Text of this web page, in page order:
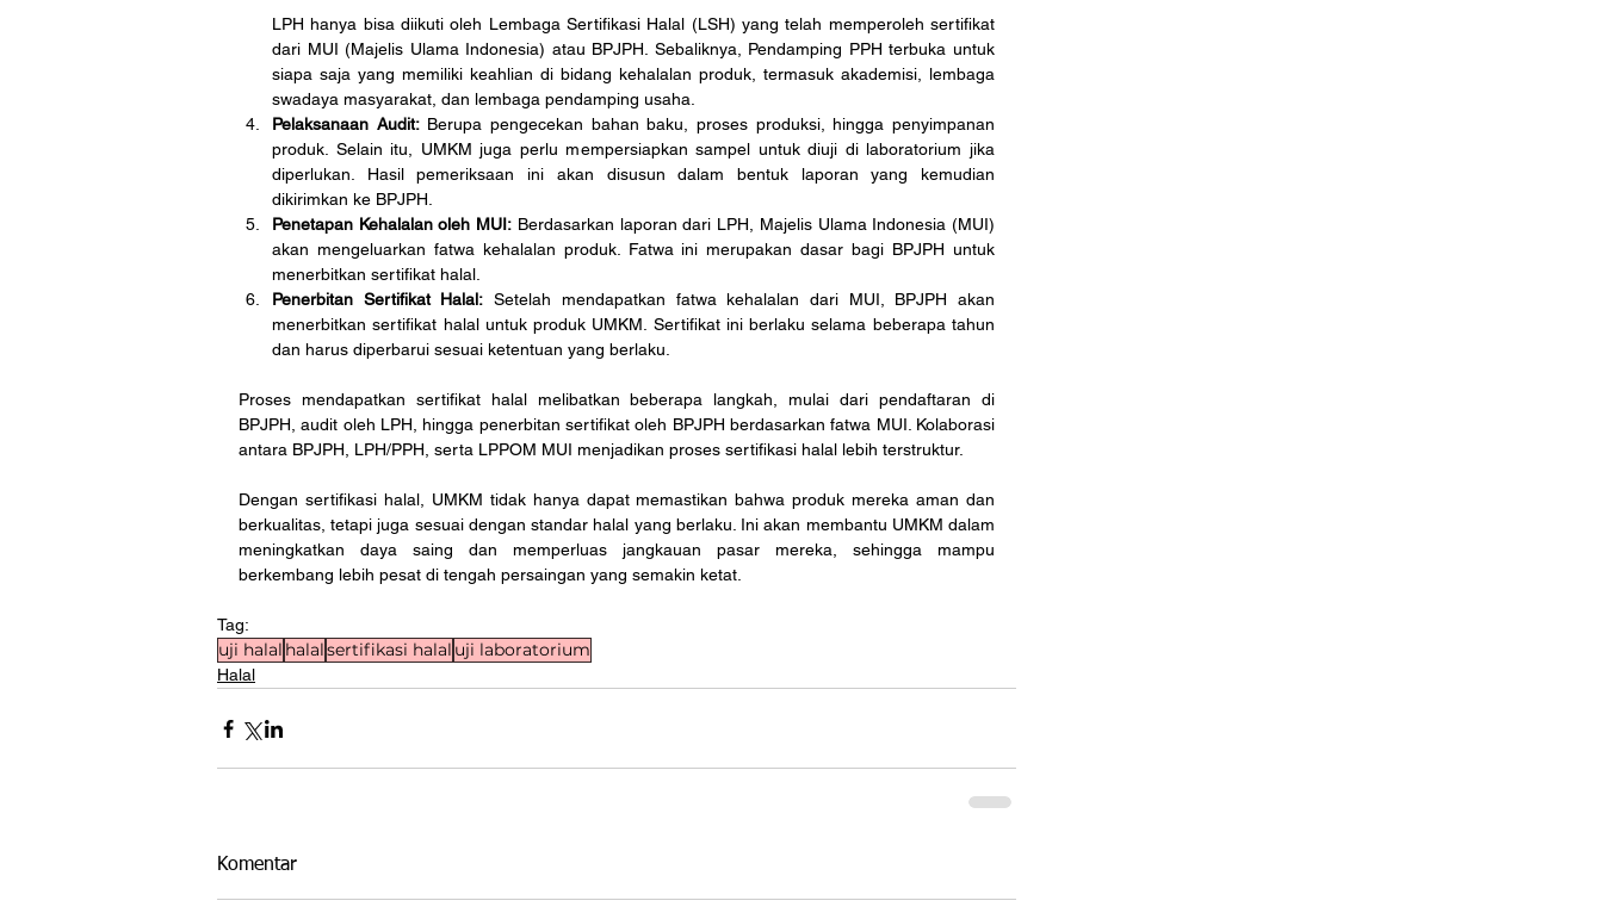
LPH hanya bisa diikuti oleh Lembaga Sertifikasi Halal (LSH) yang telah memperoleh sertifikat
dari MUI (Majelis Ulama Indonesia) atau BPJPH. Sebaliknya, Pendamping PPH terbuka untuk
siapa saja yang memiliki keahlian di bidang kehalalan produk, termasuk akademisi, lembaga
swadaya masyarakat, dan lembaga pendamping usaha.
Pelaksanaan Audit: Berupa pengecekan bahan baku, proses produksi, hingga penyimpanan
produk. Selain itu, UMKM juga perlu mempersiapkan sampel untuk diuji di laboratorium jika
diperlukan. Hasil pemeriksaan ini akan disusun dalam bentuk laporan yang kemudian
dikirimkan ke BPJPH.
Penetapan Kehalalan oleh MUI: Berdasarkan laporan dari LPH, Majelis Ulama Indonesia (MUI)
akan mengeluarkan fatwa kehalalan produk. Fatwa ini merupakan dasar bagi BPJPH untuk
menerbitkan sertifikat halal.
Penerbitan Sertifikat Halal: Setelah mendapatkan fatwa kehalalan dari MUI, BPJPH akan
menerbitkan sertifikat halal untuk produk UMKM. Sertifikat ini berlaku selama beberapa tahun
dan harus diperbarui sesuai ketentuan yang berlaku.
Proses mendapatkan sertifikat halal melibatkan beberapa langkah, mulai dari pendaftaran di
BPJPH, audit oleh LPH, hingga penerbitan sertifikat oleh BPJPH berdasarkan fatwa MUI. Kolaborasi
antara BPJPH, LPH/PPH, serta LPPOM MUI menjadikan proses sertifikasi halal lebih terstruktur.
Dengan sertifikasi halal, UMKM tidak hanya dapat memastikan bahwa produk mereka aman dan
berkualitas, tetapi juga sesuai dengan standar halal yang berlaku. Ini akan membantu UMKM dalam
meningkatkan daya saing dan memperluas jangkauan pasar mereka, sehingga mampu
berkembang lebih pesat di tengah persaingan yang semakin ketat.
Tag:
uji halal halalsertifikasi halal uji laboratorium
Halal
Komentar